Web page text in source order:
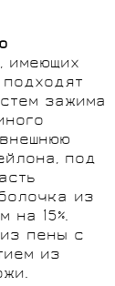
имеющих
зажима
под
из
15%.
пены с
из